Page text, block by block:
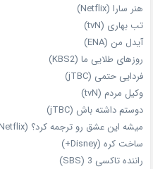
هنر سارا (Netflix)
تب بهاری (tvN)
آیدل من (ENA)
روزهای طلایی ما (KBS2)
فردایی حتمی (jTBC)
وکیل مردم (tvN)
دوستم داشته باش (jTBC)
میشه این عشق رو ترجمه کرد؟ (Netflix)
ساخت کره (Disney+)
راننده تاکسی 3 (SBS)